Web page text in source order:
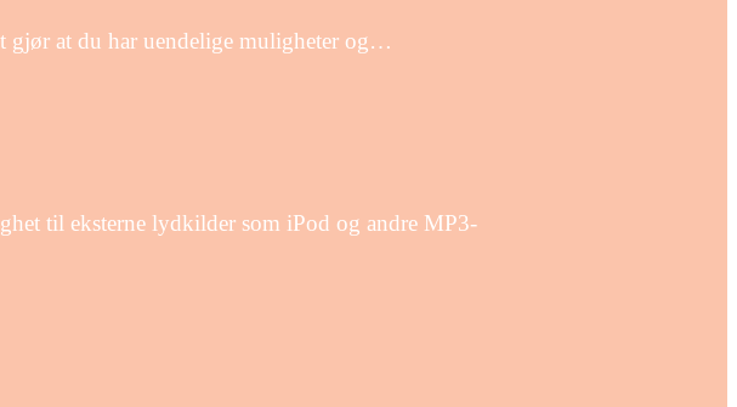
at du har uendelige muligheter og…
til eksterne lydkilder som iPod og andre MP3-